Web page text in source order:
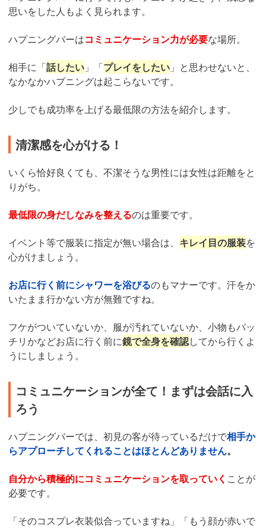
思いをした人もよく見られます。
ハプニングバーはコミュニケーション力が必要な場所。
相手に「話したい 」「プレイをしたい 」と思わせないと、
なかなかハプニングは起こらないです。
少しでも成功率を上げる最低限の方法を紹介します。
清潔感を心がける！
いくら恰好良くても、不潔そうな男性には女性は距離をと
りがち。
最低限の身だしなみを整えるのは重要です。
イベント等で服装に指定が無い場合は、 キレイ目の服装を
心がけましょう。
お店に行く前にシャワーを浴びるのもマナーです。汗をか
いたまま行かない方が無難ですね。
フケがついていないか、服が汚れていないか、小物もバッ
チリかなどお店に行く前に鏡で全身を確認してから行くよ
うにしましょう。
コミュニケーションが全て！まずは会話に入
ろう
ハプニングバーでは、初見の客が待っているだけで相手か
らアプローチしてくれることはほとんどありません。
自分から積極的にコミュニケーションを取っていく ことが
必要です。
「そのコスプレ衣装似合っていますね」「もう顔が赤いで